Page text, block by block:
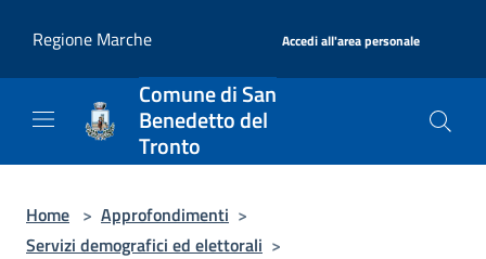
Regione Marche
Accedi all'area personale
Comune di San
Benedetto del
Tronto
Home > Approfondimenti >
Servizi demografici ed elettorali >